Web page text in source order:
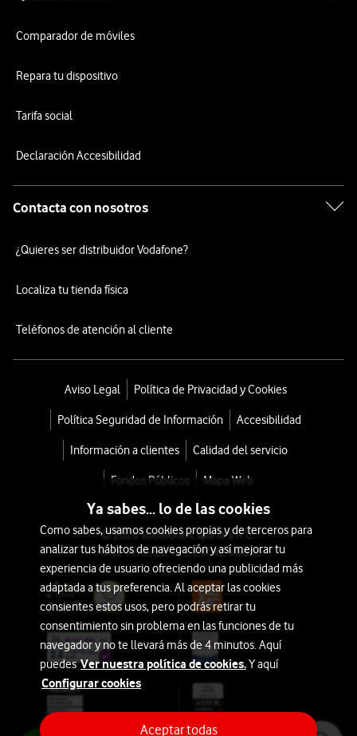
Comparador de móviles
Repara tu dispositivo
Tarifa social
Declaración Accesibilidad
Contacta con nosotros
¿Quieres ser distribuidor Vodafone?
Localiza tu tienda física
Teléfonos de atención al cliente
Aviso Legal Política de Privacidad y Cookies
Política Seguridad de Información Accesibilidad
Información a clientes Calidad del servicio
Fondos Públicos Mapa Web
© 2026 Vodafone España S.A.U.
Avda. América 115, 28042 Madrid
Ya sabes... lo de las cookies
Como sabes, usamos cookies propias y de terceros para
analizar tus hábitos de navegación y así mejorar tu
experiencia de usuario ofreciendo una publicidad más
adaptada a tus preferencia. Al aceptar las cookies
consientes estos usos, pero podrás retirar tu
consentimiento sin problema en las funciones de tu
navegador y no te llevará más de 4 minutos. Aquí
puedesVer nuestra política de cookies.Y aquí
Configurar cookies
Aceptar todas